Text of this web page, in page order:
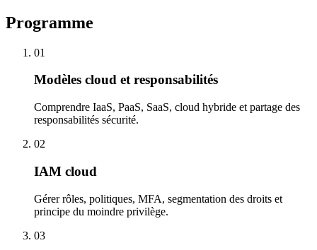
Programme
01
Modèles cloud et responsabilités
Comprendre IaaS, PaaS, SaaS, cloud hybride et partage des
responsabilités sécurité.
02
IAM cloud
Gérer rôles, politiques, MFA, segmentation des droits et
principe du moindre privilège.
03